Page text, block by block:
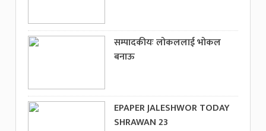
सम्पादकीयः लोकललाई भोकल
बनाऊ
EPAPER JALESHWOR TODAY
SHRAWAN 23